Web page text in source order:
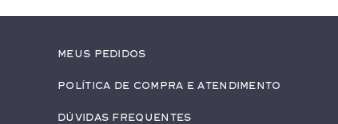
Meus pedidos
Política de Compra e Atendimento
Dúvidas Frequentes